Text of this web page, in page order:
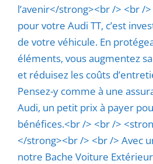
l’avenir</strong><br /> <br /
pour votre Audi TT, c’est
de votre véhicule. En
éléments, vous augmentez
et réduisez les coûts
Pensez-y comme à une
Audi, un petit prix à payer
bénéfices.<br /> <br />
</strong><br /> <br /> Avec
notre Bache Voiture